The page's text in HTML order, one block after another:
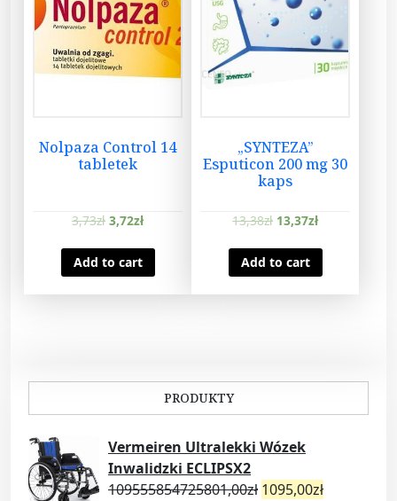
Nolpaza Control 14
tabletek
3,73zł 3,72zł
Add to cart
„SYNTEZA”
Esputicon 200 mg 30
kaps
13,38zł 13,37zł
Add to cart
PRODUKTY
Vermeiren Ultralekki Wózek
Inwalidzki ECLIPSX2
109555854725801,00zł 1095,00zł